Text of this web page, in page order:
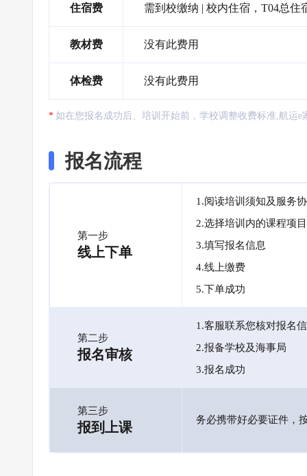
住宿费 需到校缴纳 | 校内住宿，T04总住
教材费 没有此费用
体检费 没有此费用
如在您报名成功后、培训开始前，学校调整收费标准,航运
报名流程
第一步
线上下单
1.阅读培训须知及服务
2.选择培训内的课程项目
3.填写报名信息
4.线上缴费
5.下单成功
第二步
报名审核
1.客服联系您核对报名
2.报备学校及海事局
3.报名成功
第三步
报到上课 务必携带好必要证件，